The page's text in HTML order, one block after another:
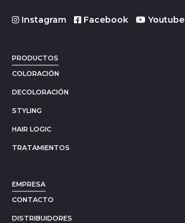
Instagram Facebook Youtube
PRODUCTOS
COLORACIÓN
DECOLORACIÓN
STYLING
HAIR LOGIC
TRATAMIENTOS
EMPRESA
CONTACTO
DISTRIBUIDORES